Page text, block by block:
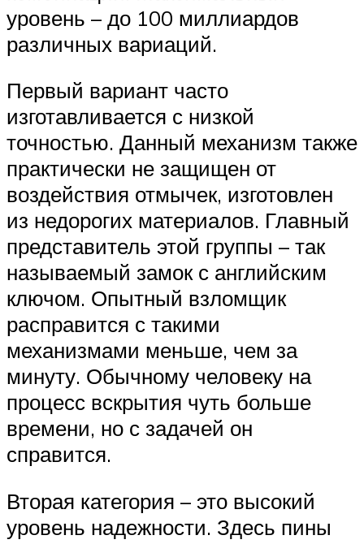
уровень – до 100 миллиардов
различных вариаций.
Первый вариант часто
изготавливается с низкой
точностью. Данный механизм также
практически не защищен от
воздействия отмычек, изготовлен
из недорогих материалов. Главный
представитель этой группы – так
называемый замок с английским
ключом. Опытный взломщик
расправится с такими
механизмами меньше, чем за
минуту. Обычному человеку на
процесс вскрытия чуть больше
времени, но с задачей он
справится.
Вторая категория – это высокий
уровень надежности. Здесь пины